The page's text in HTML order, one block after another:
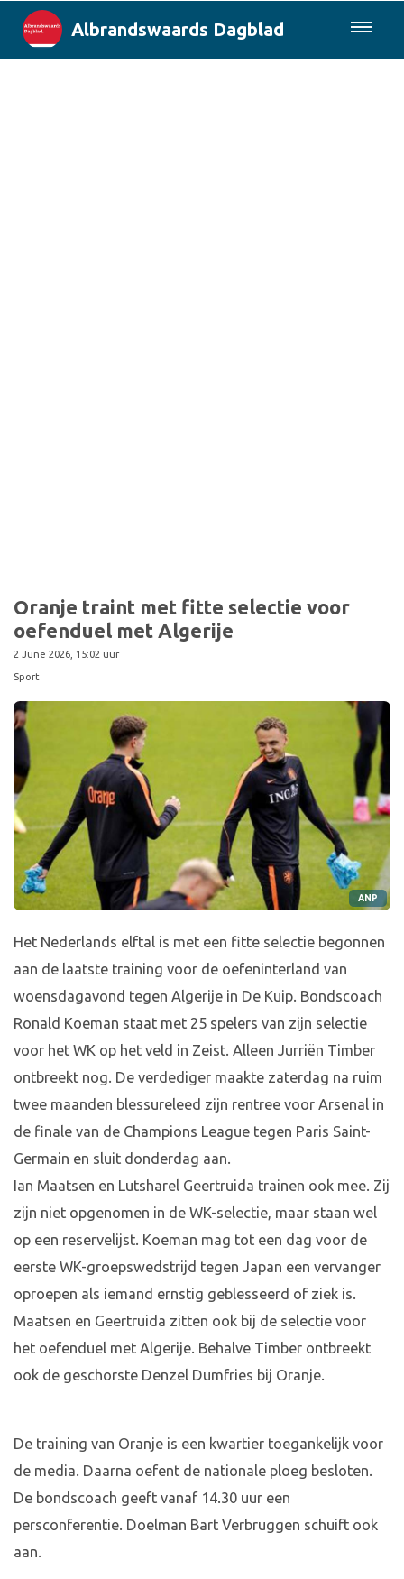
Albrandswaards Dagblad
Oranje traint met fitte selectie voor
oefenduel met Algerije
2 June 2026, 15:02 uur
Sport
ANP
Het Nederlands elftal is met een fitte selectie begonnen
aan de laatste training voor de oefeninterland van
woensdagavond tegen Algerije in De Kuip. Bondscoach
Ronald Koeman staat met 25 spelers van zijn selectie
voor het WK op het veld in Zeist. Alleen Jurriën Timber
ontbreekt nog. De verdediger maakte zaterdag na ruim
twee maanden blessureleed zijn rentree voor Arsenal in
de finale van de Champions League tegen Paris Saint-
Germain en sluit donderdag aan.
Ian Maatsen en Lutsharel Geertruida trainen ook mee. Zij
zijn niet opgenomen in de WK-selectie, maar staan wel
op een reservelijst. Koeman mag tot een dag voor de
eerste WK-groepswedstrijd tegen Japan een vervanger
oproepen als iemand ernstig geblesseerd of ziek is.
Maatsen en Geertruida zitten ook bij de selectie voor
het oefenduel met Algerije. Behalve Timber ontbreekt
ook de geschorste Denzel Dumfries bij Oranje.
De training van Oranje is een kwartier toegankelijk voor
de media. Daarna oefent de nationale ploeg besloten.
De bondscoach geeft vanaf 14.30 uur een
persconferentie. Doelman Bart Verbruggen schuift ook
aan.